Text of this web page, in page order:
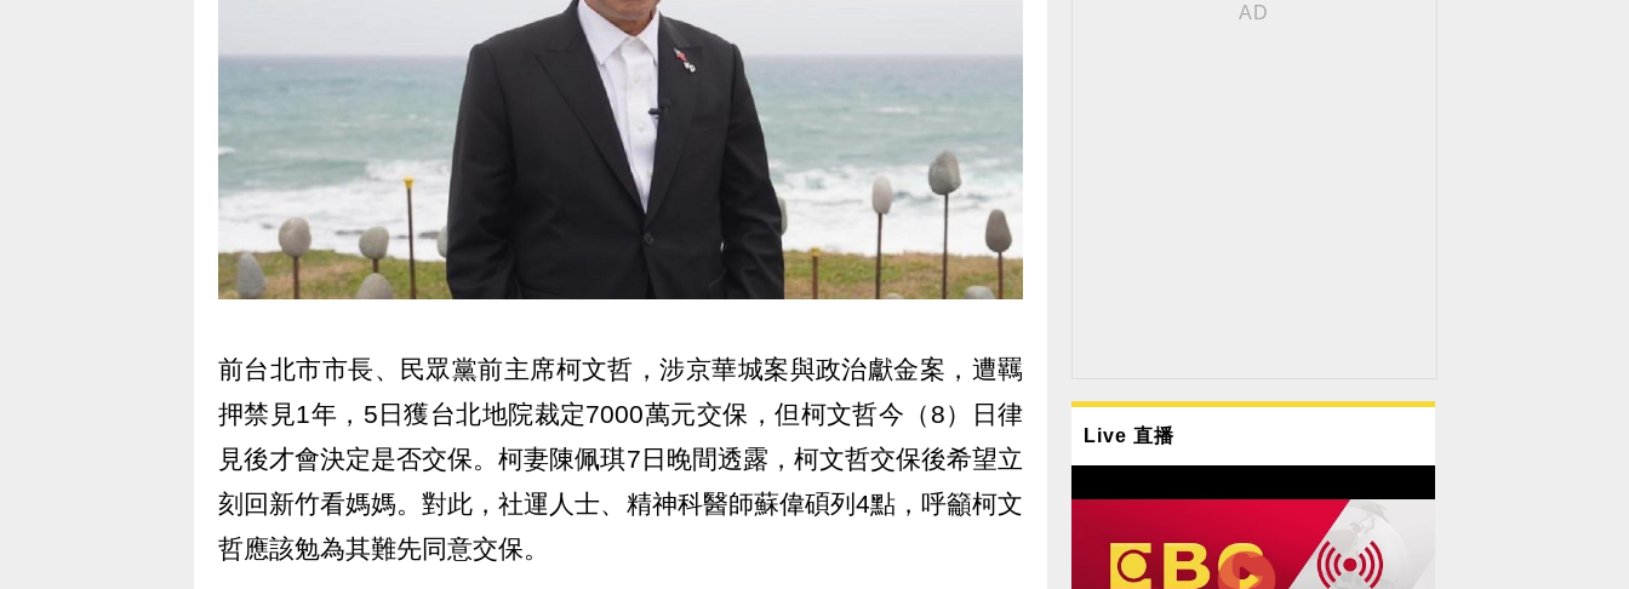
前台北市市長、民眾黨前主席柯文哲，涉京華城案與政治獻金案，遭羈
押禁見1年，5日獲台北地院裁定7000萬元交保，但柯文哲今（8）日律
見後才會決定是否交保。柯妻陳佩琪7日晚間透露，柯文哲交保後希望立
刻回新竹看媽媽。對此，社運人士、精神科醫師蘇偉碩列4點，呼籲柯文
哲應該勉為其難先同意交保。
Live 直播